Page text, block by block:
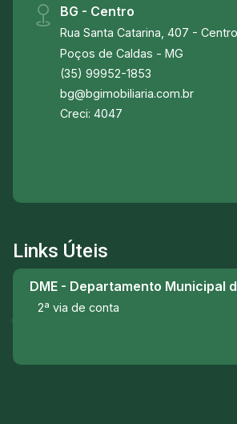
BG - Centro
Rua Santa Catarina, 407 -
Poços de Caldas - MG
(35) 99952-1853
bg@bgimobiliaria.com.br
Creci: 4047
Links Úteis
DME - Departamento Municipal
2ª via de conta